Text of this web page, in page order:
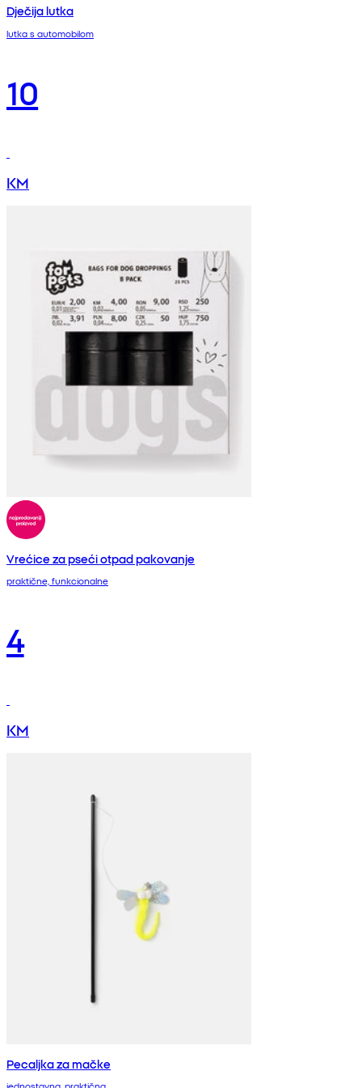
Dječija lutka
lutka s automobilom
10
KM
Vrećice za pseći otpad pakovanje
praktične, funkcionalne
4
KM
Pecaljka za mačke